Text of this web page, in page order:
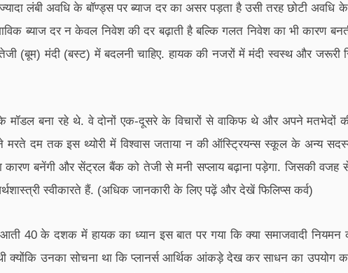
लंबी अवधि के बॉण्ड्स पर ब्याज दर का असर पड़ता है उसी तरह छोटी अवधि
ब्याज दर न केवल निवेश की दर बढ़ाती है बल्कि गलत निवेश का भी कारण
(बूम) मंदी (बस्ट) में बदलनी चाहिए. हायक की नजरों में मंदी स्वस्थ और
बना रहे थे. वे दोनों एक-दूसरे के विचारों से वाकिफ थे और अपने मतभेदों
मरते दम तक इस थ्योरी में विश्वास जताया न की ऑस्ट्रियन्स स्कूल के अन्य
कारण बनेंगी और सेंट्रल बैंक को तेजी से मनी सप्लाय बढ़ाना पड़ेगा. जिसकी वजह
स्वीकारते हैं. (अधिक जानकारी के लिए पढ़ें और देखें फिलिप्स कर्व)
के दशक में हायक का ध्यान इस बात पर गया कि क्या समाजवादी नियमन
क्योंकि उनका सोचना था कि प्लानर्स आर्थिक आंकड़े देख कर साधन का उपयोग